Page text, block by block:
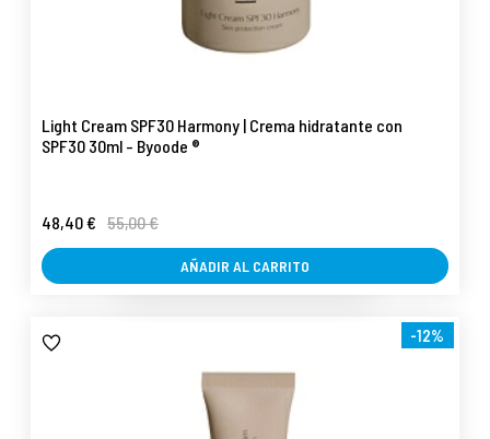
Light Cream SPF30 Harmony | Crema hidratante con
SPF30 30ml - Byoode ®
48,40 € 55,00 €
AÑADIR AL CARRITO
-12%